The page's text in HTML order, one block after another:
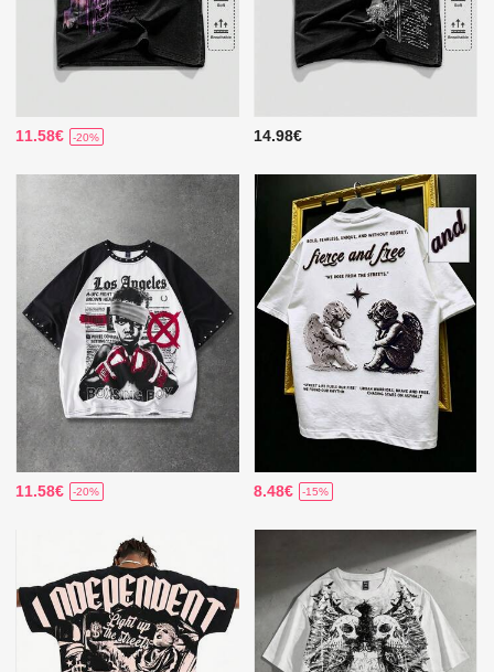
11.58€ -20% 14.98€
11.58€ -20% 8.48€ -15%